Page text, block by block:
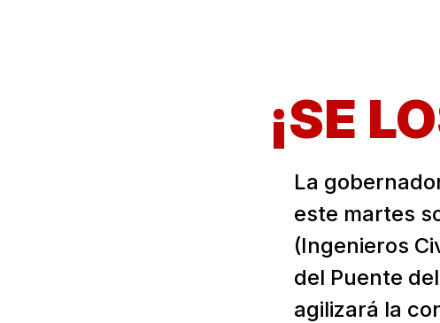
¡SE
La
este martes
(Ingenieros
del Puente
agilizará la